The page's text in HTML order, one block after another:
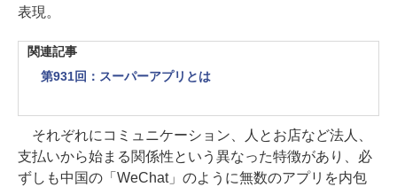
表現。
関連記事
第931回：スーパーアプリとは
それぞれにコミュニケーション、人とお店など法人、
支払いから始まる関係性という異なった特徴があり、必
ずしも中国の「WeChat」のように無数のアプリを内包